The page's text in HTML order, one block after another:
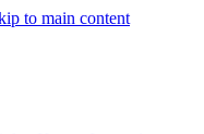
to main content